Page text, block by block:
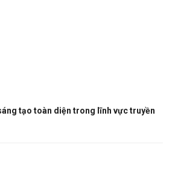
tạo toàn diện trong lĩnh vực truyền